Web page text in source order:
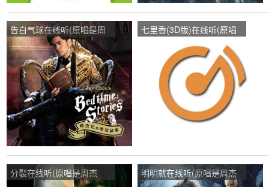
告白气球在线听(原唱是周
杰伦)，琪演唱点播:35次
七里香(3D版)在线听(原唱
是周杰伦)，默然动~ 军少
演唱点播:82次
分裂在线听(原唱是周杰
明明就在线听(原唱是周杰